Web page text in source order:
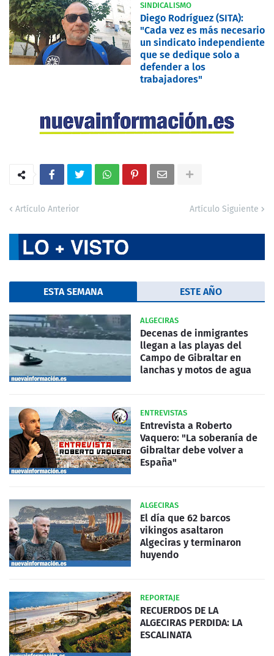
SINDICALISMO
Diego Rodríguez (SITA):
"Cada vez es más necesario
un sindicato independiente
que se dedique solo a
defender a los
trabajadores"
Artículo Anterior Artículo Siguiente
ESTA SEMANA ESTE AÑO
ALGECIRAS
Decenas de inmigrantes
llegan a las playas del
Campo de Gibraltar en
lanchas y motos de agua
ENTREVISTAS
Entrevista a Roberto
Vaquero: "La soberanía de
Gibraltar debe volver a
España"
ALGECIRAS
El día que 62 barcos
vikingos asaltaron
Algeciras y terminaron
huyendo
REPORTAJE
RECUERDOS DE LA
ALGECIRAS PERDIDA: LA
ESCALINATA